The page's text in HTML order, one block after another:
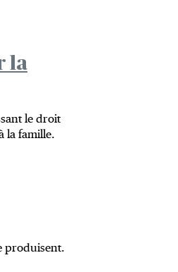
la
le droit
la famille.
produisent.